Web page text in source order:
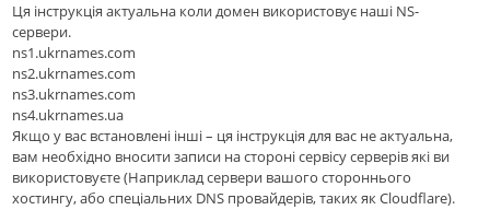
Ця інструкція актуальна коли домен використовує наші NS-
сервери.
ns1.ukrnames.com
ns2.ukrnames.com
ns3.ukrnames.com
ns4.ukrnames.ua
Якщо у вас встановлені інші – ця інструкція для вас не актуальна,
вам необхідно вносити записи на стороні сервісу серверів які ви
використовуєте (Наприклад сервери вашого стороннього
хостингу, або спеціальних DNS провайдерів, таких як Cloudflare).